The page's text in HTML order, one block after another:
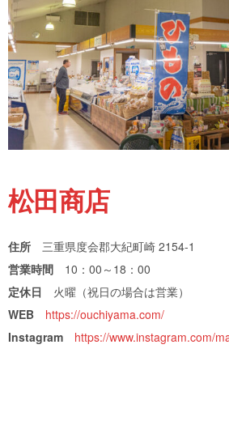
松田商店
住所 三重県度会郡大紀町崎 2154-1
営業時間 10：00～18：00
定休日 火曜（祝日の場合は営業）
WEB
https://ouchiyama.com/
Instagram
https://www.instagram.com/